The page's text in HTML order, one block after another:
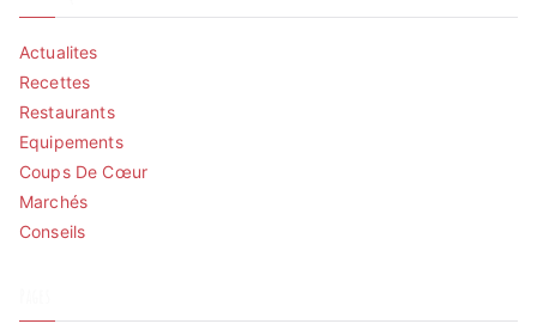
Actualites
Recettes
Restaurants
Equipements
Coups De Cœur
Marchés
Conseils